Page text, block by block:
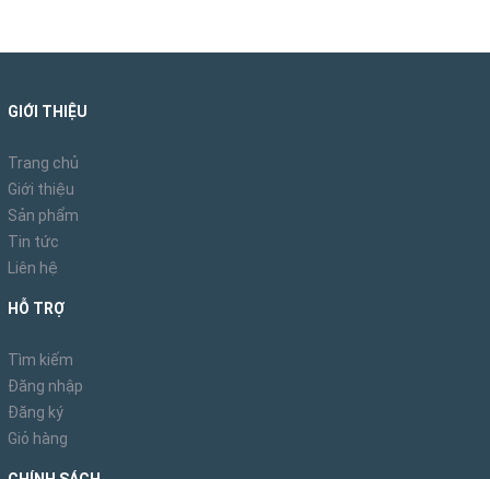
GIỚI THIỆU
Trang chủ
Giới thiệu
Sản phẩm
Tin tức
Liên hệ
HỖ TRỢ
Tìm kiếm
Đăng nhập
Đăng ký
Giỏ hàng